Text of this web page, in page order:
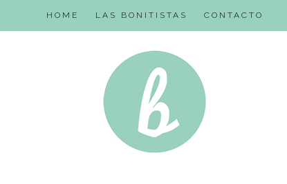
HOME LAS BONITISTAS CONTACTO